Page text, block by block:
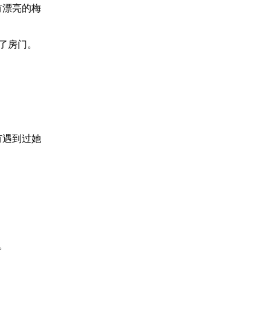
亮的梅
门。
到过她